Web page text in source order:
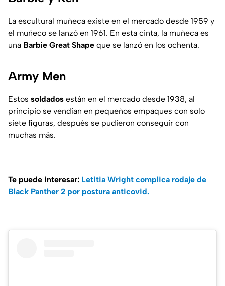
La escultural muñeca existe en el mercado desde 1959 y
el muñeco se lanzó en 1961. En esta cinta, la muñeca es
una Barbie Great Shape que se lanzó en los ochenta.
Army Men
Estos soldados están en el mercado desde 1938, al
principio se vendían en pequeños empaques con solo
siete figuras, después se pudieron conseguir con
muchas más.
Te puede interesar: Letitia Wright complica rodaje de
Black Panther 2 por postura anticovid.